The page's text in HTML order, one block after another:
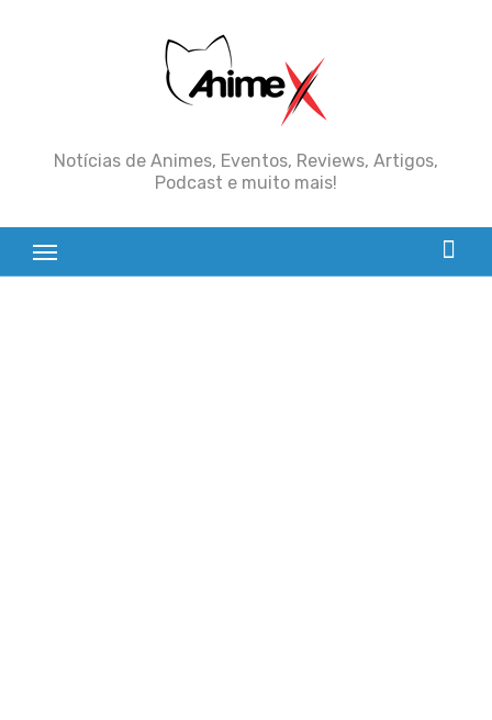
Notícias de Animes, Eventos, Reviews, Artigos,
Podcast e muito mais!